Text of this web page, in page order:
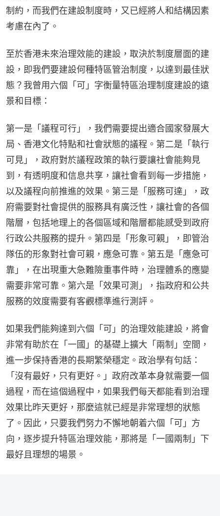
制約，而我們在建設制度時，又已經將人和結構因素
考慮在內了。
至於香港未來治理效能的建設，取決於制度層面的建
設，即我們要建設何種特區管治制度，以達到最佳狀
態？我曾用六個「可」字衡量特區治理制度建設的遠
景和目標：
第一是「議程可行」，我們需要提出適合國家發展大
局、香港文化特點和社會狀態的議程。第二是「執行
可見」，政府對於議程政策的執行要讓社會能夠見
到，有透明度和信息共享，讓社會看到每一步措施，
以及議程向前推進的效果。第三是「服務可達」，政
府需要對社會提供的服務具有廣泛性，讓社會的各個
階層，包括地理上的各個區域和階層都能感受到政府
行政公共服務的提升。第四是「形象可親」，即管治
隊伍的形象對社會可親，應急可靠。第五是「應急可
靠」，在出現重大急難險重事件時，治理體系的應變
需要非常可靠。第六是「效果可測」，指政府和公共
服務的效度需要有客觀標準進行測評。
如果我們能夠達到六個「可」的治理效能建設，將會
非常有助於在「一國」的基礎上擴大「兩制」空間，
進一步保持香港的長期繁榮穩定。政治學有句話：
「沒有最好，只有更好。」政府改革本身就需要一個
過程，而在這個過程中，如果我們每天都能看到治理
效果比昨天更好，那麼這就已經是非常理想的狀態
了。因此，只要我們努力不懈地朝着六個「可」方
向，逐步提升特區治理效能，那將是「一國兩制」下
最好且理想的場景。